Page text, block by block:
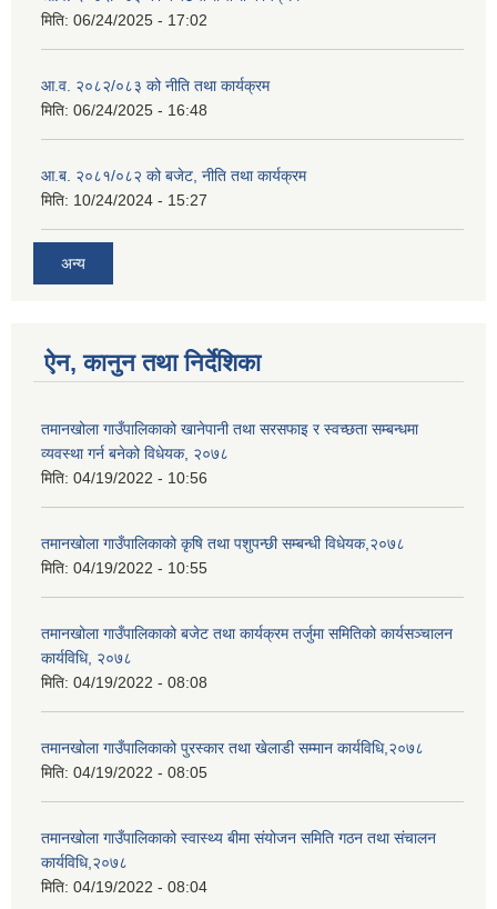
मिति: 06/24/2025 - 17:02
आ.व. २०८२/०८३ को नीति तथा कार्यक्रम
मिति: 06/24/2025 - 16:48
आ.ब. २०८१/०८२ को बजेट, नीति तथा कार्यक्रम
मिति: 10/24/2024 - 15:27
अन्य
ऐन, कानुन तथा निर्देशिका
तमानखोला गाउँपालिकाको खानेपानी तथा सरसफाइ र स्वच्छता सम्बन्धमा
व्यवस्था गर्न बनेको विधेयक, २०७८
मिति: 04/19/2022 - 10:56
तमानखोला गाउँपालिकाको कृषि तथा पशुपन्छी सम्बन्धी विधेयक,२०७८
मिति: 04/19/2022 - 10:55
तमानखोला गाउँपालिकाको बजेट तथा कार्यक्रम तर्जुमा समितिको कार्यसञ्चालन
कार्यविधि, २०७८
मिति: 04/19/2022 - 08:08
‍‍तमानखोला गाउँपालिकाको पुरस्कार तथा खेलाडी सम्मान कार्यविधि,२०७८
मिति: 04/19/2022 - 08:05
‍‍तमानखोला गाउँपालिकाको स्वास्थ्य बीमा संयोजन समिति गठन तथा संचालन
कार्यविधि,२०७८
मिति: 04/19/2022 - 08:04